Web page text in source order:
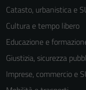
Catasto, urbanistica e
Cultura e tempo libero
Educazione e
Giustizia, sicurezza
Imprese, commercio e